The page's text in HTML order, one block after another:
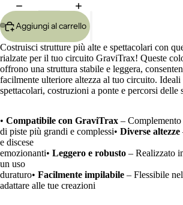
Apri
immagine
a
schermo
intero
Apri
immagine
a
schermo
intero
Aggiungi al carrello
Costruisci strutture più alte e spettacolari con
rialzate per il tuo circuito GraviTrax! Queste
offrono una struttura stabile e leggera,
facilmente ulteriore altezza al tuo circuito. Ideali
spettacolari, costruzioni a ponte e percorsi delle
• Compatibile con GraviTrax –
di piste più grandi e complessi• Diverse altezze
e discese
emozionanti• Leggero e robusto – Realizzato
un uso
duraturo• Facilmente impilabile – Flessibile
adattare alle tue creazioni